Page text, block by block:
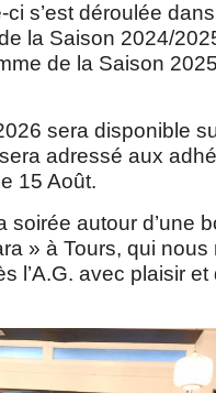
s’est déroulée
la Saison 2024/
de la Saison
sera disponible
adressé aux
15 Août.
soirée autour d’une
» à Tours, qui nous
l’A.G. avec plaisir